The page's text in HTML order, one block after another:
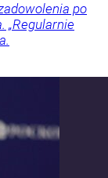
po
„Regularnie